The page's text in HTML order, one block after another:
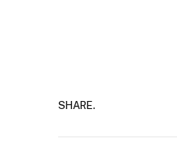
SHARE.